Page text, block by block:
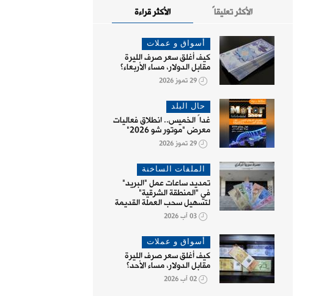
الأكثر قراءة الأكثر تعليقاً
أسواق و عملات
كيف أغلق سعر صرف الليرة
مقابل الدولار، مساء الأربعاء؟
29 تموز 2026
حال البلد
غداً الخميس.. انطلاق فعاليات
معرض "موتور شو 2026"
29 تموز 2026
الملفات الساخنة
تمديد ساعات عمل "البريد"
في "المنطقة الشرقية"
لتسهيل سحب العملة القديمة
03 آب 2026
أسواق و عملات
كيف أغلق سعر صرف الليرة
مقابل الدولار، مساء الأحد؟
02 آب 2026